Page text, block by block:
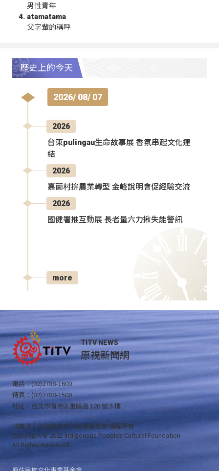
男性青年
atamatama
父字輩的稱呼
歷史上的今天
2026/ 08/ 07
2026
台東pulingau生命故事展 香氛串起文化連
結
2026
嘉蘭村拚農業轉型 金峰說明會促經驗交流
2026
國健署推互動展 長者量六力揪失能警訊
more
TITV NEWS
原視新聞網
電話：(02)2788-1600
傳真：(02)2788-1500
地址：台北市南港區重陽路 120 號 5 樓
財團法人原住民族文化事業基金會 版權所有
Copyright © 2021 Indigenous Peoples Cultural Foundation
All Rights Reserved .